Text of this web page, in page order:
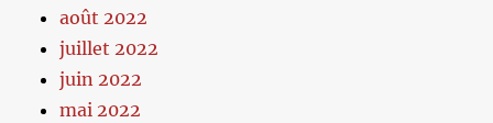
août 2022
juillet 2022
juin 2022
mai 2022